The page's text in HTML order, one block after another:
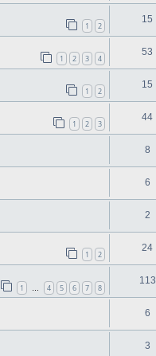
1 2
15
1 2 3 4
53
1 2
15
1 2 3
44
8
6
2
1 2
24
1 4 5 6 7 8
113
6
3